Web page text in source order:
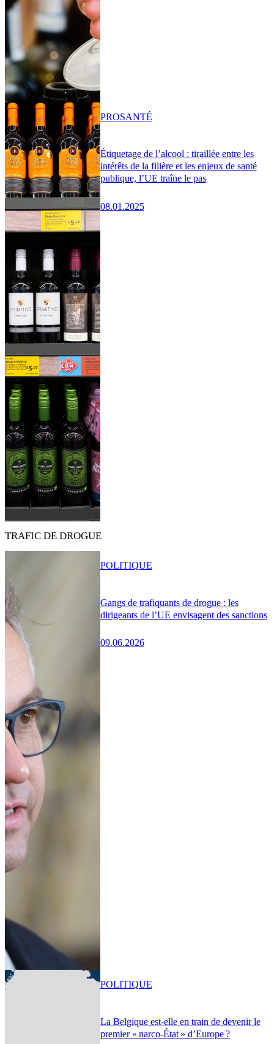
Étiquetage de l’alcool : tiraillée entre les
intérêts de la filière et les enjeux de santé
publique, l’UE traîne le pas
08.01.2025
PROSANTÉ
TRAFIC DE DROGUE
Gangs de trafiquants de drogue : les
dirigeants de l’UE envisagent des sanctions
09.06.2026
POLITIQUE
La Belgique est-elle en train de devenir le
premier « narco-État » d’Europe ?
POLITIQUE